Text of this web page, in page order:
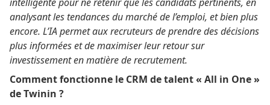
analysant les tendances du marché de l’emploi, et bien plus
encore. L’IA permet aux recruteurs de prendre des décisions
plus informées et de maximiser leur retour sur
investissement en matière de recrutement.
Comment fonctionne le CRM de talent « All in One »
de Twinin ?